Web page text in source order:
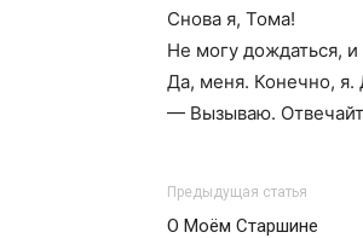
Снова я, Тома!
Не могу дождаться,
Да, меня. Конечно, я.
— Вызываю.
Предыдущая статья
О Моём Старшине